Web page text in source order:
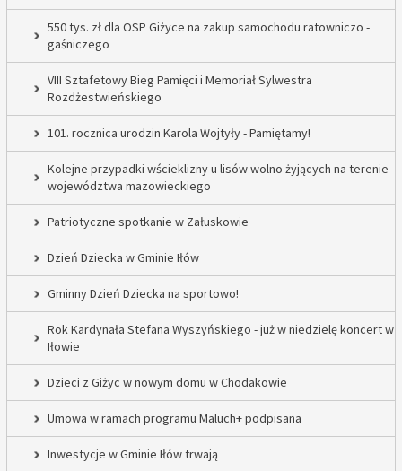
550 tys. zł dla OSP Giżyce na zakup samochodu ratowniczo -
gaśniczego
VIII Sztafetowy Bieg Pamięci i Memoriał Sylwestra
Rozdżestwieńskiego
101. rocznica urodzin Karola Wojtyły - Pamiętamy!
Kolejne przypadki wścieklizny u lisów wolno żyjących na terenie
województwa mazowieckiego
Patriotyczne spotkanie w Załuskowie
Dzień Dziecka w Gminie Iłów
Gminny Dzień Dziecka na sportowo!
Rok Kardynała Stefana Wyszyńskiego - już w niedzielę koncert w
Iłowie
Dzieci z Giżyc w nowym domu w Chodakowie
Umowa w ramach programu Maluch+ podpisana
Inwestycje w Gminie Iłów trwają